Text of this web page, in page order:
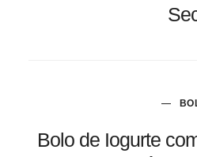
Bolo de Iogurte